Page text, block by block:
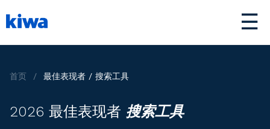
☰
首页 / 最佳表现者 / 搜索工具
2026 最佳表现者 搜索工具